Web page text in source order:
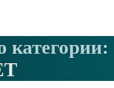
категории: